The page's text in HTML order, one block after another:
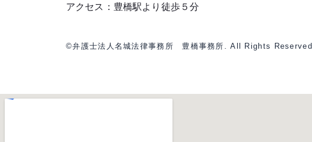
アクセス：豊橋駅より徒歩５分
©弁護士法人名城法律事務所 豊橋事務所. All Rights Reserved.